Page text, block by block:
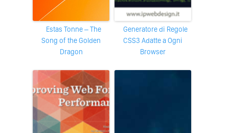
Estas Tonne – The
Song of the Golden
Dragon
Generatore di Regole
CSS3 Adatte a Ogni
Browser